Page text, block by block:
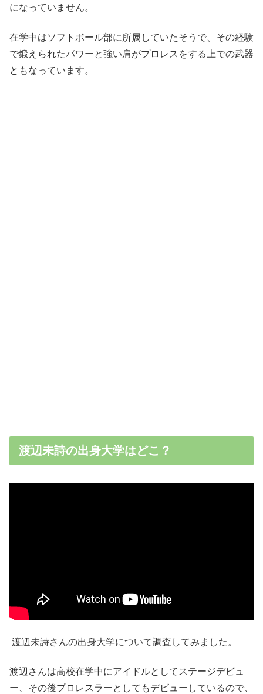
になっていません。
在学中はソフトボール部に所属していたそうで、その経験
で鍛えられたパワーと強い肩がプロレスをする上での武器
ともなっています。
渡辺未詩の出身大学はどこ？
渡辺未詩さんの出身大学について調査してみました。
渡辺さんは高校在学中にアイドルとしてステージデビュ
ー、その後プロレスラーとしてもデビューしているので、